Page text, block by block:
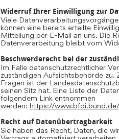
Widerruf Ihrer Einwilligung zur
Viele
können eine bereits erteilte
Mitteilung per E-Mail an uns. Die
Datenverarbeitung bleibt vom
Beschwerderecht bei der
Im Falle datenschutzrechtlicher
zuständigen Aufsichtsbehörde
Fragen ist der
seinen Sitz hat. Eine Liste der
folgendem Link entnommen
werden: https://
Recht auf Datenübertragbarkeit
Sie haben das Recht, Daten, die